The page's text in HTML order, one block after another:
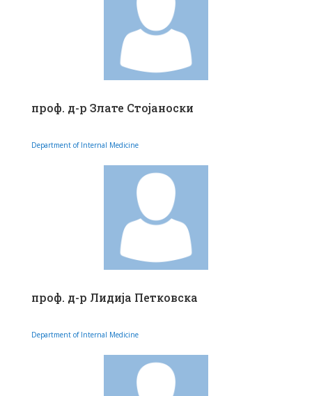
проф. д-р Злате Стојаноски
Department of Internal Medicine
проф. д-р Лидија Петковска
Department of Internal Medicine